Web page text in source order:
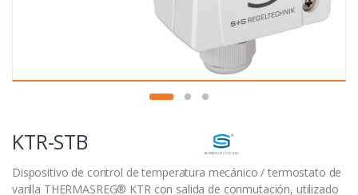
KTR-STB
Dispositivo de control de temperatura mecánico / termostato de
varilla THERMASREG® KTR con salida de conmutación, utilizado